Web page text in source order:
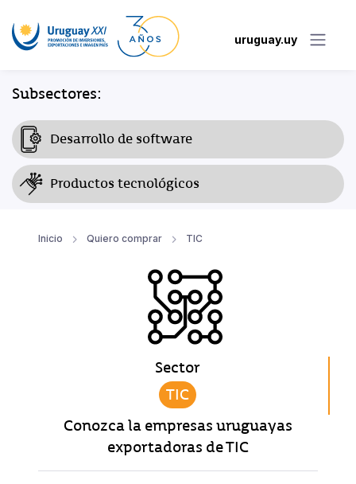
uruguay.uy
Subsectores:
Desarrollo de software
Productos tecnológicos
Inicio Quiero comprar TIC
Sector
TIC
Conozca la empresas uruguayas
exportadoras de TIC